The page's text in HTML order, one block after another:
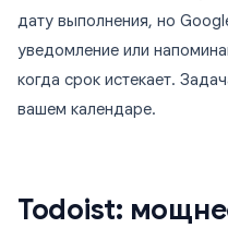
дату выполнения, но
уведомление или
когда срок истекает.
вашем календаре.
Todoist: